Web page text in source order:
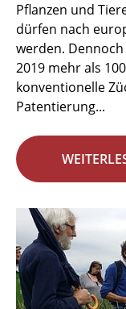
Pflanzen und
dürfen nach
werden.
2019 mehr als
konventionelle
Patentierung...